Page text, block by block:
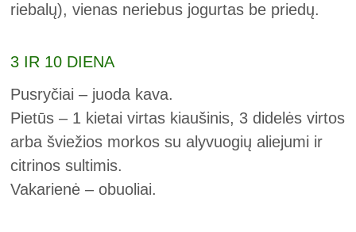
riebalų), vienas neriebus jogurtas be priedų.
3 IR 10 DIENA
Pusryčiai – juoda kava.
Pietūs – 1 kietai virtas kiaušinis, 3 didelės virtos
arba šviežios morkos su alyvuogių aliejumi ir
citrinos sultimis.
Vakarienė – obuoliai.